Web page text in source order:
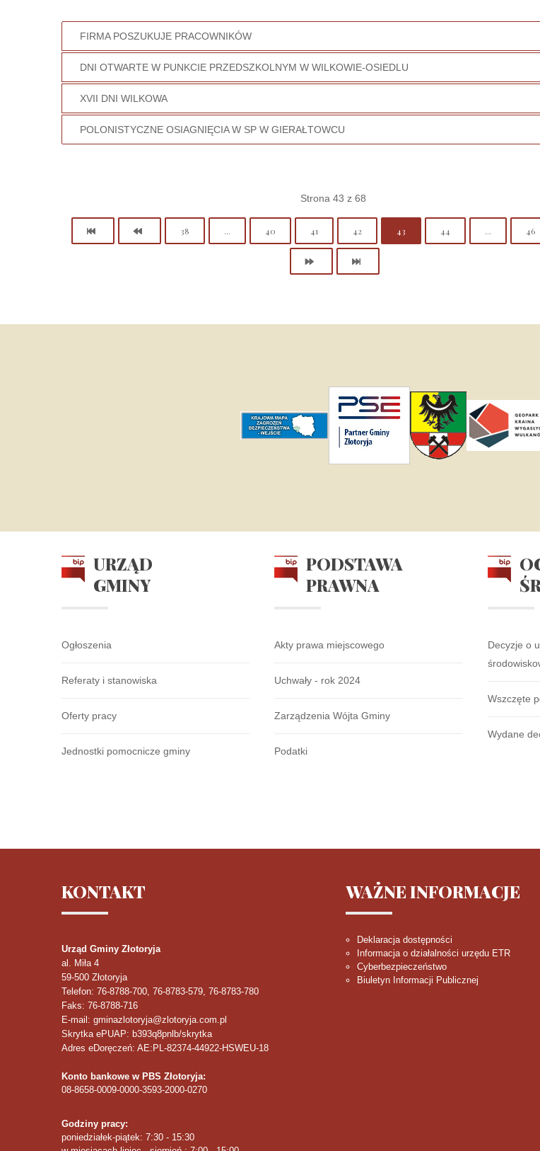
FIRMA POSZUKUJE PRACOWNIKÓW
DNI OTWARTE W PUNKCIE PRZEDSZKOLNYM W WILKOWIE-OSIEDLU
XVII DNI WILKOWA
POLONISTYCZNE OSIAGNIĘCIA W SP W GIERAŁTOWCU
Strona 43 z 68
38 ... 40 41 42 43 44 ... 46
URZĄD
GMINY
Ogłoszenia
Referaty i stanowiska
Oferty pracy
Jednostki pomocnicze gminy
PODSTAWA
PRAWNA
Akty prawa miejscowego
Uchwały - rok 2024
Zarządzenia Wójta Gminy
Podatki
Decyzje o
Wszczęte
Wydane
KONTAKT
Urząd Gminy Złotoryja
al. Miła 4
59-500 Złotoryja
Telefon: 76-8788-700, 76-8783-579, 76-8783-780
Faks: 76-8788-716
E-mail: gminazlotoryja@zlotoryja.com.pl
Skrytka ePUAP: b393q8pnlb/skrytka
Adres eDoręczeń: AE:PL-82374-44922-HSWEU-18
Konto bankowe w PBS Złotoryja:
08-8658-0009-0000-3593-2000-0270
Godziny pracy:
poniedziałek-piątek: 7:30 - 15:30
WAŻNEINFORMACJE
Deklaracja dostępności
Informacja o działalności urzędu ETR
Cyberbezpieczeństwo
Biuletyn Informacji Publicznej